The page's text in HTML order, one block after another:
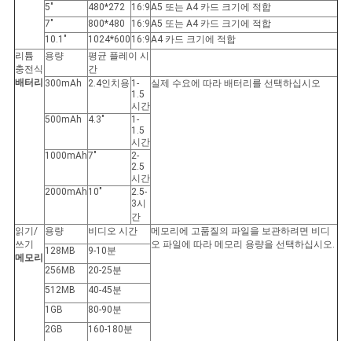
PRIVACY
POLICY
5"
480*272 16:9A5 또는 A4 카드 크기에 적합
7"
800*480 16:9A5 또는 A4 카드 크기에 적합
10.1"
1024*600 16:9A4 카드 크기에 적합
리튬
충전식
배터리
용량
평균 플레이 시
간
300mAh
2.4인치용 1-
1.5
시간
실제 수요에 따라 배터리를 선택하십시오
500mAh 4.3"
1-
1.5
시간
1000mAh7"
2-
2.5
시간
2000mAh 10"
2.5-
3시
간
읽기/
쓰기
메모리
용량 비디오 시간
메모리에 고품질의 파일을 보관하려면 비디
오 파일에 따라 메모리 용량을 선택하십시오.
128MB
9-10분
256MB
20-25분
512MB
40-45분
1GB
80-90분
2GB
160-180분